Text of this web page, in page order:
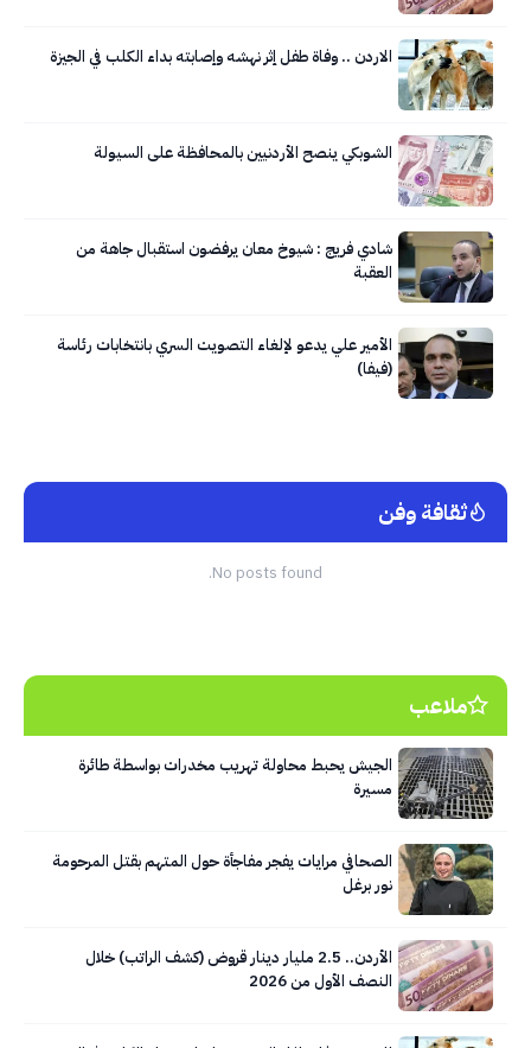
الاردن .. وفاة طفل إثر نهشه وإصابته بداء الكلب في الجيزة
الشوبكي ينصح الأردنيين بالمحافظة على السيولة
شادي فريج : شيوخ معان يرفضون استقبال جاهة من
العقبة
الأمير علي يدعو لإلغاء التصويت السري بانتخابات رئاسة
(فيفا)
ثقافة وفن
No posts found.
ملاعب
الجيش يحبط محاولة تهريب مخدرات بواسطة طائرة
مسيرة
الصحافي مرايات يفجر مفاجأة حول المتهم بقتل المرحومة
نور برغل
الأردن.. 2.5 مليار دينار قروض (كشف الراتب) خلال
النصف الأول من 2026